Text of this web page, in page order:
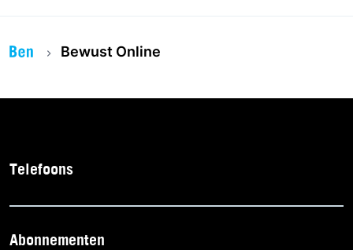
Bewust Online
Telefoons
Abonnementen